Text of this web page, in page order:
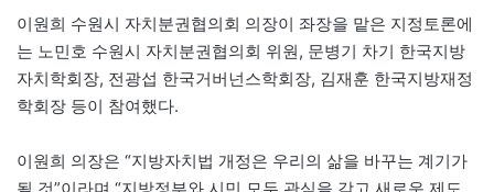
이원희 수원시 자치분권협의회 의장이 좌장을 맡은 지정토론에
는 노민호 수원시 자치분권협의회 위원, 문병기 차기 한국지방
자치학회장, 전광섭 한국거버넌스학회장, 김재훈 한국지방재정
학회장 등이 참여했다.
이원희 의장은 “지방자치법 개정은 우리의 삶을 바꾸는 계기가